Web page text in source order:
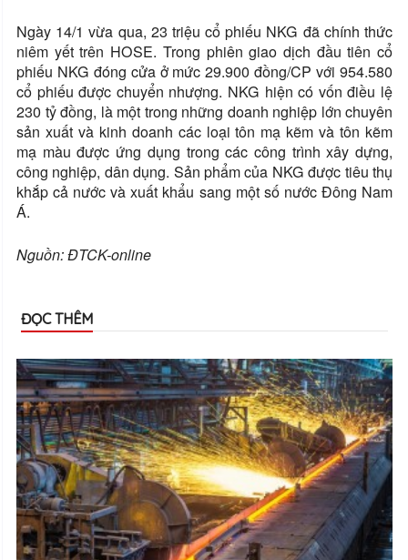
Ngày 14/1 vừa qua, 23 triệu cổ phiếu NKG đã chính thức
niêm yết trên HOSE. Trong phiên giao dịch đầu tiên cổ
phiếu NKG đóng cửa ở mức 29.900 đồng/CP với 954.580
cổ phiếu được chuyển nhượng. NKG hiện có vốn điều lệ
230 tỷ đồng, là một trong những doanh nghiệp lớn chuyên
sản xuất và kinh doanh các loại tôn mạ kẽm và tôn kẽm
mạ màu được ứng dụng trong các công trình xây dựng,
công nghiệp, dân dụng. Sản phẩm của NKG được tiêu thụ
khắp cả nước và xuất khẩu sang một số nước Đông Nam
Á.
Nguồn:ĐTCK-online
ĐỌC THÊM